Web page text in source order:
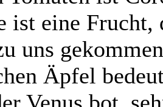
ist eine
uns
Äpfel
Venus bot,